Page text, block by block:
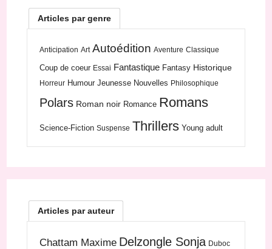
Articles par genre
Anticipation Art Autoédition Aventure Classique
Coup de coeur Essai Fantastique Fantasy Historique
Horreur Humour Jeunesse Nouvelles Philosophique
Polars Roman noir Romance Romans
Science-Fiction Suspense Thrillers Young adult
Articles par auteur
Chattam Maxime Delzongle Sonja Duboc